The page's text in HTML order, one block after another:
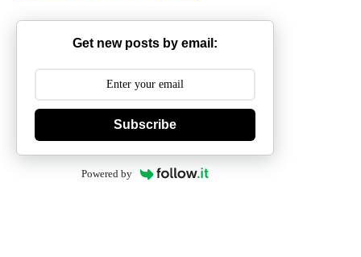
Get new posts by email:
Subscribe
Powered by